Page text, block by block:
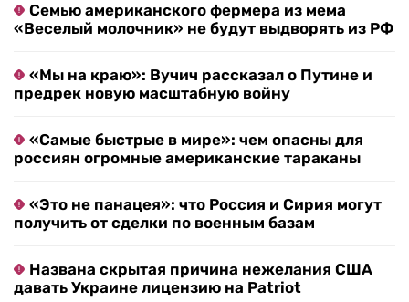
Семью американского фермера из мема
«Веселый молочник» не будут выдворять из РФ
«Мы на краю»: Вучич рассказал о Путине и
предрек новую масштабную войну
«Самые быстрые в мире»: чем опасны для
россиян огромные американские тараканы
«Это не панацея»: что Россия и Сирия могут
получить от сделки по военным базам
Названа скрытая причина нежелания США
давать Украине лицензию на Patriot